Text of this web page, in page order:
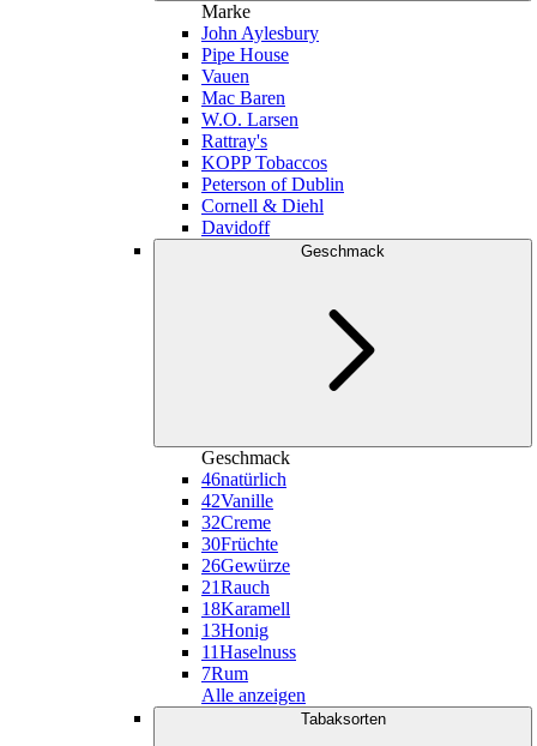
Marke
John Aylesbury
Pipe House
Vauen
Mac Baren
W.O. Larsen
Rattray's
KOPP Tobaccos
Peterson of Dublin
Cornell & Diehl
Davidoff
Geschmack
Geschmack
46natürlich
42Vanille
32Creme
30Früchte
26Gewürze
21Rauch
18Karamell
13Honig
11Haselnuss
7Rum
Alle anzeigen
Tabaksorten